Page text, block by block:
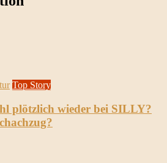
Top Story
plötzlich wieder bei SILLY?